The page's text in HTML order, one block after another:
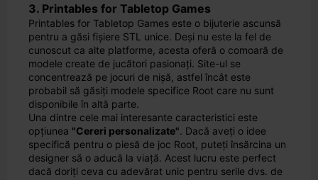
3. Printables for Tabletop Games
Printables for Tabletop Games este o bijuterie ascunsă
pentru a găsi fișiere STL unice. Deși nu este la fel de
cunoscut ca alte platforme, acesta oferă o comoară de
modele create de jucători pasionați. Site-ul se
concentrează pe jocuri de nișă, astfel încât este
probabil să găsiți modele specifice Root care nu sunt
disponibile în altă parte.
Una dintre cele mai interesante caracteristici este
opțiunea "Cereri personalizate". Dacă aveți o idee
specifică pentru o piesă de joc Root, puteți însărcina un
designer să o aducă la viață. Acest lucru este perfect
dacă doriți ceva cu adevărat unic pentru serile dvs. de